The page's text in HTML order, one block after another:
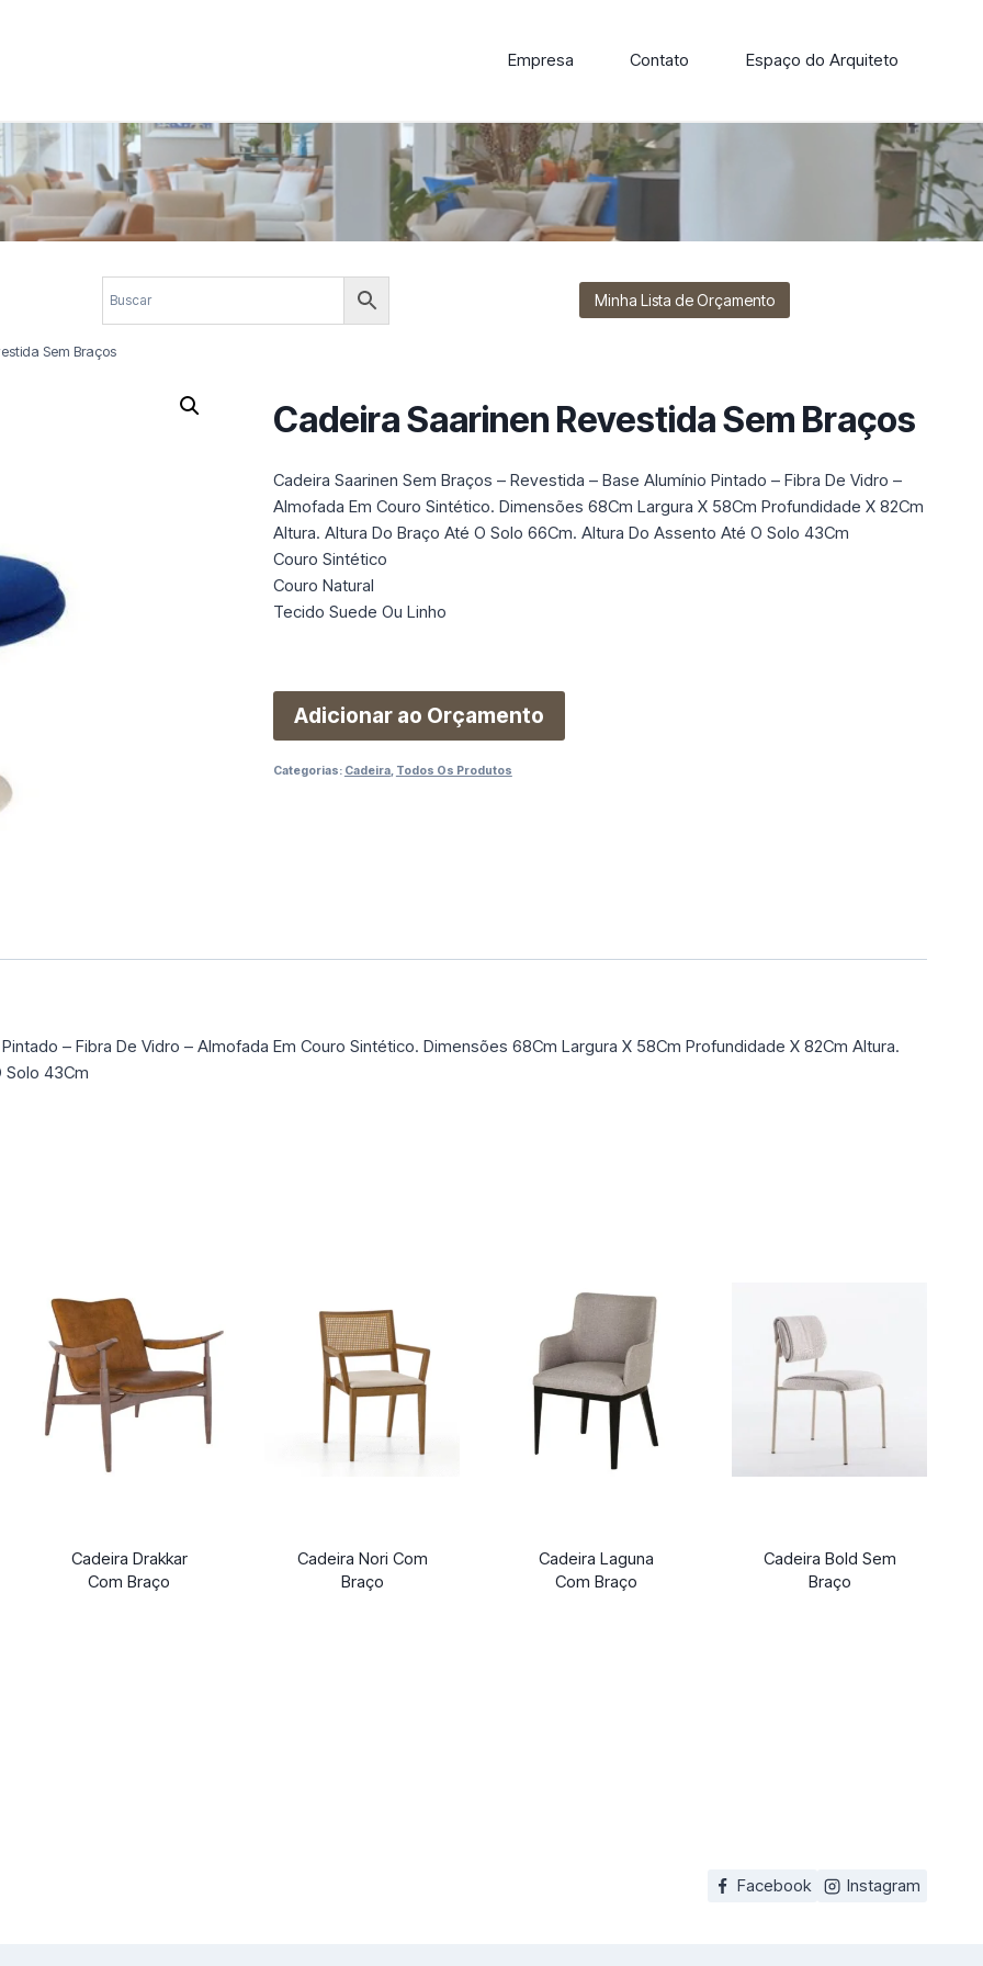
Empresa Contato Espaço do Arquiteto
com elegância, funcionalidade e personalidade. Explore nossa linha de cadeiras, poltronas, sofás e mesas de
design.
Minha Lista de Orçamento
Sem Braços
Cadeira Saarinen Revestida Sem Braços
Cadeira Saarinen Sem Braços – Revestida – Base Alumínio Pintado – Fibra De Vidro –
Almofada Em Couro Sintético. Dimensões 68Cm Largura X 58Cm Profundidade X 82Cm
Altura. Altura Do Braço Até O Solo 66Cm. Altura Do Assento Até O Solo 43Cm
Couro Sintético
Couro Natural
Tecido Suede Ou Linho
Adicionar ao Orçamento
Categorias: Cadeira, Todos Os Produtos
– Fibra De Vidro – Almofada Em Couro Sintético. Dimensões 68Cm Largura X 58Cm Profundidade X 82Cm Altura.
Solo 43Cm
Cadeira Drakkar
Com Braço
Cadeira Nori Com
Braço
Cadeira Laguna
Com Braço
Cadeira Bold Sem
Braço
Facebook Instagram